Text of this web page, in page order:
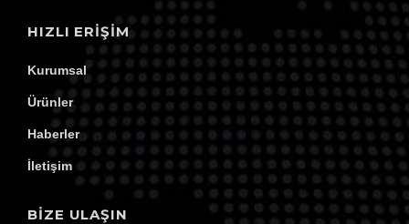
Mail Adresiniz
E-BÜLTENE ABONE OL
HIZLI ERIŞIM
Kurumsal
Ürünler
Haberler
İletişim
BİZE ULAŞIN